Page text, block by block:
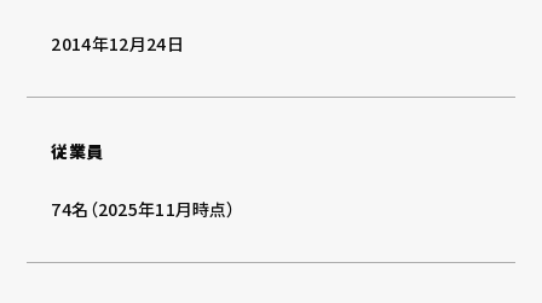
2014年12月24日
従業員
74名（2025年11月時点）